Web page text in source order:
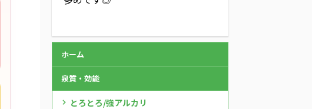
ホーム
泉質・効能
とろとろ/強アルカリ